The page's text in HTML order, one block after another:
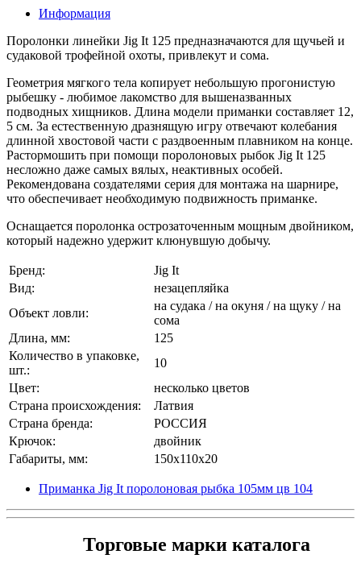
Информация
Поролонки линейки Jig It 125 предназначаются для щучьей и
судаковой трофейной охоты, привлекут и сома.
Геометрия мягкого тела копирует небольшую прогонистую
рыбешку - любимое лакомство для вышеназванных
подводных хищников. Длина модели приманки составляет 12,
5 см. За естественную дразнящую игру отвечают колебания
длинной хвостовой части с раздвоенным плавником на конце.
Растормошить при помощи поролоновых рыбок Jig It 125
несложно даже самых вялых, неактивных особей.
Рекомендована создателями серия для монтажа на шарнире,
что обеспечивает необходимую подвижность приманке.
Оснащается поролонка острозаточенным мощным двойником,
который надежно удержит клюнувшую добычу.
Бренд:
Jig It
Вид:
незацепляйка
Объект ловли:
на судака / на окуня / на щуку / на
сома
Длина, мм:
125
Количество в упаковке,
шт.:
10
Цвет:
несколько цветов
Страна происхождения:
Латвия
Страна бренда:
РОССИЯ
Крючок:
двойник
Габариты, мм:
150x110x20
Приманка Jig It поролоновая рыбка 105мм цв 104
Торговые марки каталога